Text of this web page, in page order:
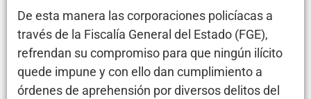
De esta manera las corporaciones policíacas a
través de la Fiscalía General del Estado (FGE),
refrendan su compromiso para que ningún ilícito
quede impune y con ello dan cumplimiento a
órdenes de aprehensión por diversos delitos del